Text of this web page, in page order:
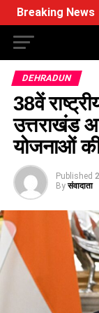
Breaking News
Dream11
DEHRADUN
38वें
उत्तराखंड
योजनाओं
Published
By संवादाता